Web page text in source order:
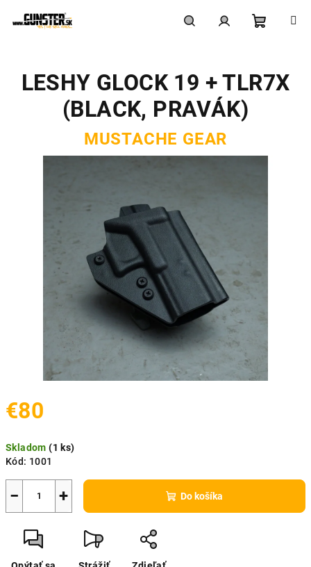
košík
€80
cena:
Skladom(1 ks)
Kód: 1001
+
− Do košíka
LESHY GLOCK 19 + TLR7X
(BLACK, PRAVÁK)
MUSTACHE GEAR